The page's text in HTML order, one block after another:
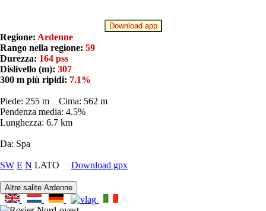
Download app
Regione: Ardenne
Rango nella regione: 59
Durezza: 164 pss
Dislivello (m): 307
300 m più ripidi: 7.1%
Piede: 255 m Cima: 562 m
Pendenza media: 4.5%
Lunghezza: 6.7 km
Da: Spa
SW E N LATO Download gpx
Altre salite Ardenne